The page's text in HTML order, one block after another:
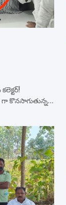
గా కొనసాగుతున్న…